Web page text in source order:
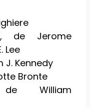
de Jerome
Lee
J. Kennedy
Bronte
William